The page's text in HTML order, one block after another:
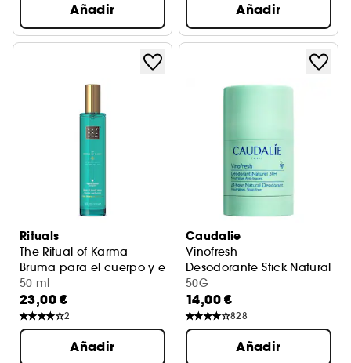
Añadir Añadir
Rituals
The Ritual of Karma
Bruma para el cuerpo y el pelo
50 ml
23,00 €
2
Añadir
Caudalie
Vinofresh
Desodorante Stick Natural
50G
14,00 €
828
Añadir